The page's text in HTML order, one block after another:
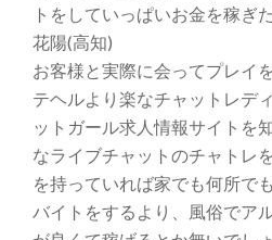
トをしていっぱいお金を稼ぎ
花陽(高知)
お客様と実際に会ってプレイ
テヘルより楽なチャットレデ
ットガール求人情報サイトを
なライブチャットのチャトレ
を持っていれば家でも何所で
バイトをするより、風俗でア